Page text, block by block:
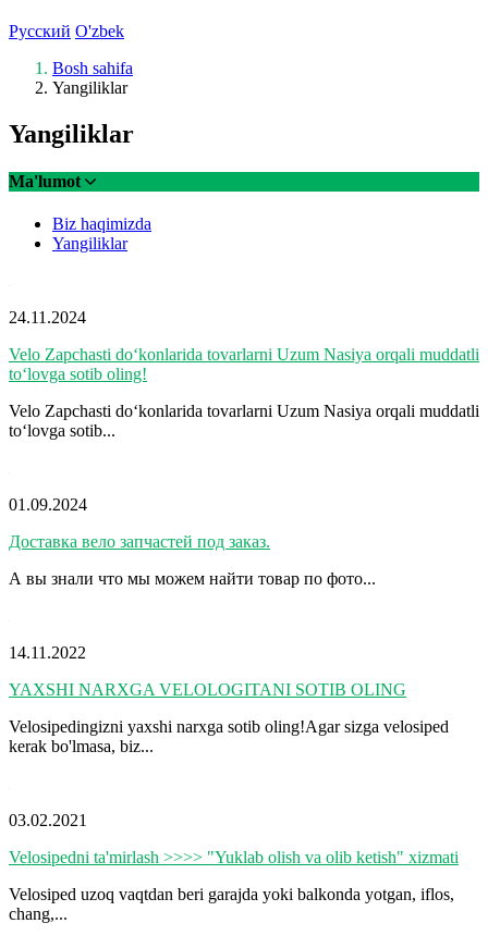
Русский O'zbek
Bosh sahifa
Yangiliklar
Yangiliklar
Ma'lumot
Biz haqimizda
Yangiliklar
24.11.2024
Velo Zapchasti do‘konlarida tovarlarni Uzum Nasiya orqali muddatli
to‘lovga sotib oling!
Velo Zapchasti do‘konlarida tovarlarni Uzum Nasiya orqali muddatli
to‘lovga sotib...
01.09.2024
Доставка вело запчастей под заказ.
А вы знали что мы можем найти товар по фото...
14.11.2022
YAXSHI NARXGA VELOLOGITANI SOTIB OLING
Velosipedingizni yaxshi narxga sotib oling!Agar sizga velosiped
kerak bo'lmasa, biz...
03.02.2021
Velosipedni ta'mirlash >>>> "Yuklab olish va olib ketish" xizmati
Velosiped uzoq vaqtdan beri garajda yoki balkonda yotgan, iflos,
chang,...